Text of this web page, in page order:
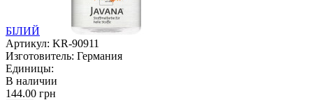
БІЛИЙ
Артикул: KR-90911
Изготовитель: Германия
Единицы:
В наличии
144.00 грн